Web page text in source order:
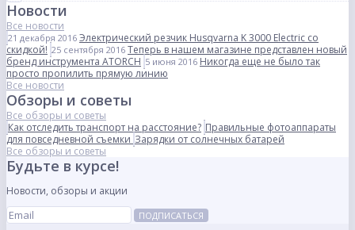
Новости
Все новости
21 декабря 2016 Электрический резчик Husqvarna K 3000 Electric со
скидкой! 25 сентября 2016 Теперь в нашем магазине представлен новый
бренд инструмента ATORCH 5 июня 2016 Никогда еще не было так
просто пропилить прямую линию
Все новости
Обзоры и советы
Все обзоры и советы
Как отследить транспорт на расстояние? Правильные фотоаппараты
для повседневной съемки Зарядки от солнечных батарей
Все обзоры и советы
Будьте в курсе!
Новости, обзоры и акции
ПОДПИСАТЬСЯ